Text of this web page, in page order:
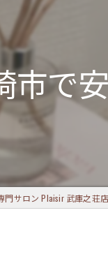
で
門サロン Plaisir 武庫之荘店